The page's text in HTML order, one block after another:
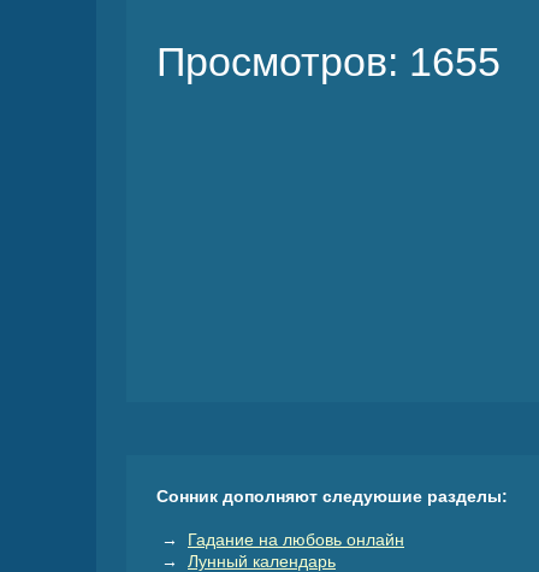
Просмотров: 1655
Сонник дополняют следуюшие разделы:
→ Гадание на любовь онлайн
→ Лунный календарь